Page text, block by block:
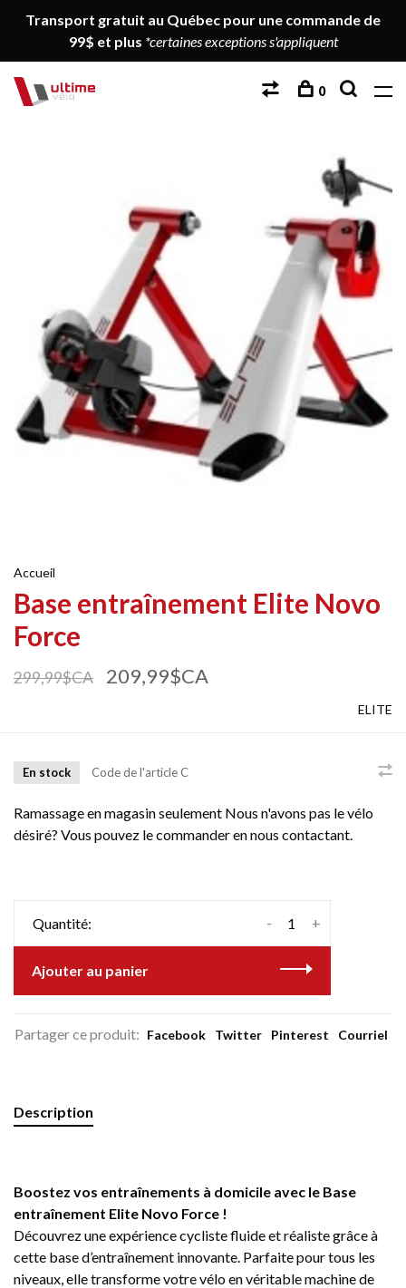
Transport gratuit au Québec pour une commande de
99$ et plus *certaines exceptions s'appliquent
0
Accueil
Base entraînement Elite Novo
Force
299,99$CA 209,99$CA
ELITE
En stock Code de l'article C
Ramassage en magasin seulement Nous n'avons pas le vélo
désiré? Vous pouvez le commander en nous contactant.
Quantité: +
-
Ajouter au panier
Partager ce produit: Facebook Twitter Pinterest Courriel
Description
Boostez vos entraînements à domicile avec le Base
entraînement Elite Novo Force !
Découvrez une expérience cycliste fluide et réaliste grâce à
cette base d’entraînement innovante. Parfaite pour tous les
niveaux, elle transforme votre vélo en véritable machine de